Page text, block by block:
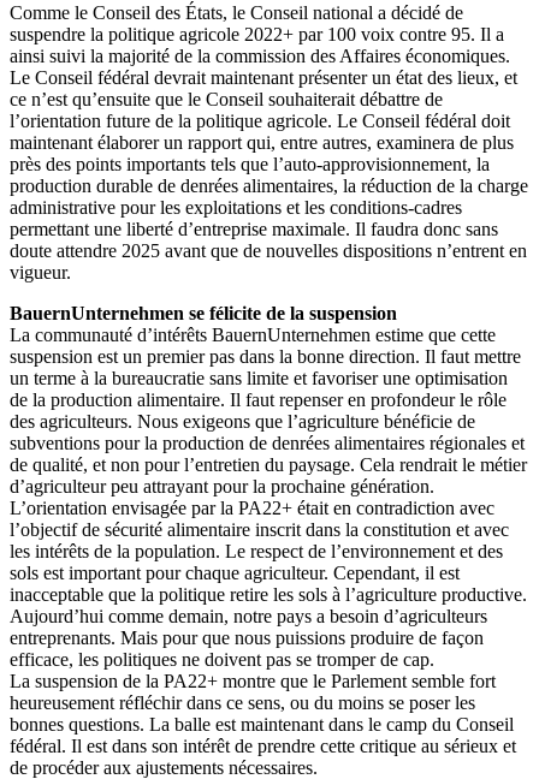
Comme le Conseil des États, le Conseil national a décidé de
suspendre la politique agricole 2022+ par 100 voix contre 95. Il a
ainsi suivi la majorité de la commission des Affaires économiques.
Le Conseil fédéral devrait maintenant présenter un état des lieux, et
ce n’est qu’ensuite que le Conseil souhaiterait débattre de
l’orientation future de la politique agricole. Le Conseil fédéral doit
maintenant élaborer un rapport qui, entre autres, examinera de plus
près des points importants tels que l’auto-approvisionnement, la
production durable de denrées alimentaires, la réduction de la charge
administrative pour les exploitations et les conditions-cadres
permettant une liberté d’entreprise maximale. Il faudra donc sans
doute attendre 2025 avant que de nouvelles dispositions n’entrent en
vigueur.
BauernUnternehmen se félicite de la suspension
La communauté d’intérêts BauernUnternehmen estime que cette
suspension est un premier pas dans la bonne direction. Il faut mettre
un terme à la bureaucratie sans limite et favoriser une optimisation
de la production alimentaire. Il faut repenser en profondeur le rôle
des agriculteurs. Nous exigeons que l’agriculture bénéficie de
subventions pour la production de denrées alimentaires régionales et
de qualité, et non pour l’entretien du paysage. Cela rendrait le métier
d’agriculteur peu attrayant pour la prochaine génération.
L’orientation envisagée par la PA22+ était en contradiction avec
l’objectif de sécurité alimentaire inscrit dans la constitution et avec
les intérêts de la population. Le respect de l’environnement et des
sols est important pour chaque agriculteur. Cependant, il est
inacceptable que la politique retire les sols à l’agriculture productive.
Aujourd’hui comme demain, notre pays a besoin d’agriculteurs
entreprenants. Mais pour que nous puissions produire de façon
efficace, les politiques ne doivent pas se tromper de cap.
La suspension de la PA22+ montre que le Parlement semble fort
heureusement réfléchir dans ce sens, ou du moins se poser les
bonnes questions. La balle est maintenant dans le camp du Conseil
fédéral. Il est dans son intérêt de prendre cette critique au sérieux et
de procéder aux ajustements nécessaires.